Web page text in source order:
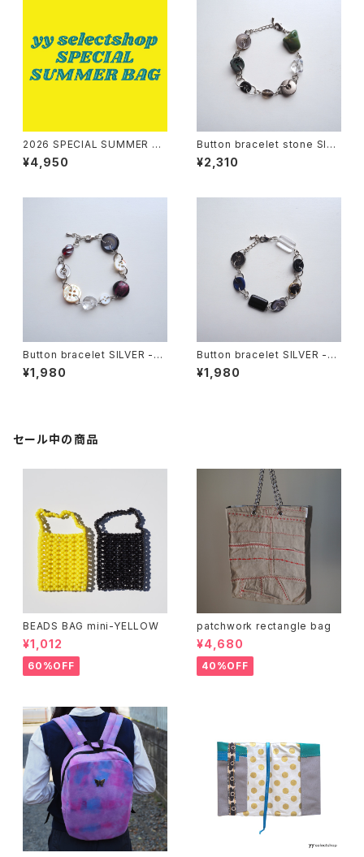
2026 SPECIAL SUMMER BA
G -GREEN
¥4,950
Button bracelet stone SILV
ER -deeply
¥2,310
Button bracelet SILVER -ne
utral
¥1,980
Button bracelet SILVER -mi
dnight
¥1,980
セール中の商品
BEADS BAG mini-YELLOW
¥1,012
60%OFF
patchwork rectangle bag
¥4,680
40%OFF